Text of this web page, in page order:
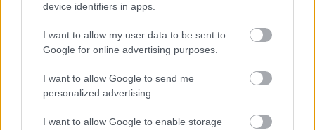
device identifiers in apps.
I want to allow my user data to be sent to
Google for online advertising purposes.
I want to allow Google to send me
personalized advertising.
I want to allow Google to enable storage
Videó Film Batman Képregényfilmek